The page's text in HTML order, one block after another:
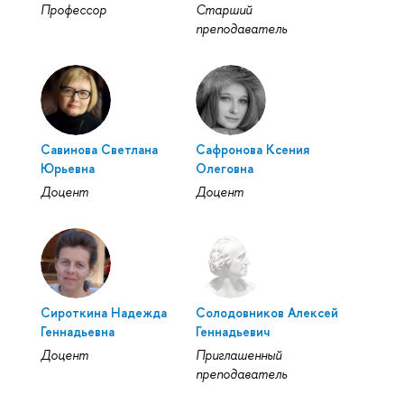
Профессор
Старший
преподаватель
Савинова Светлана
Юрьевна
Доцент
Сафронова Ксения
Олеговна
Доцент
Сироткина Надежда
Геннадьевна
Доцент
Солодовников Алексей
Геннадьевич
Приглашенный
преподаватель